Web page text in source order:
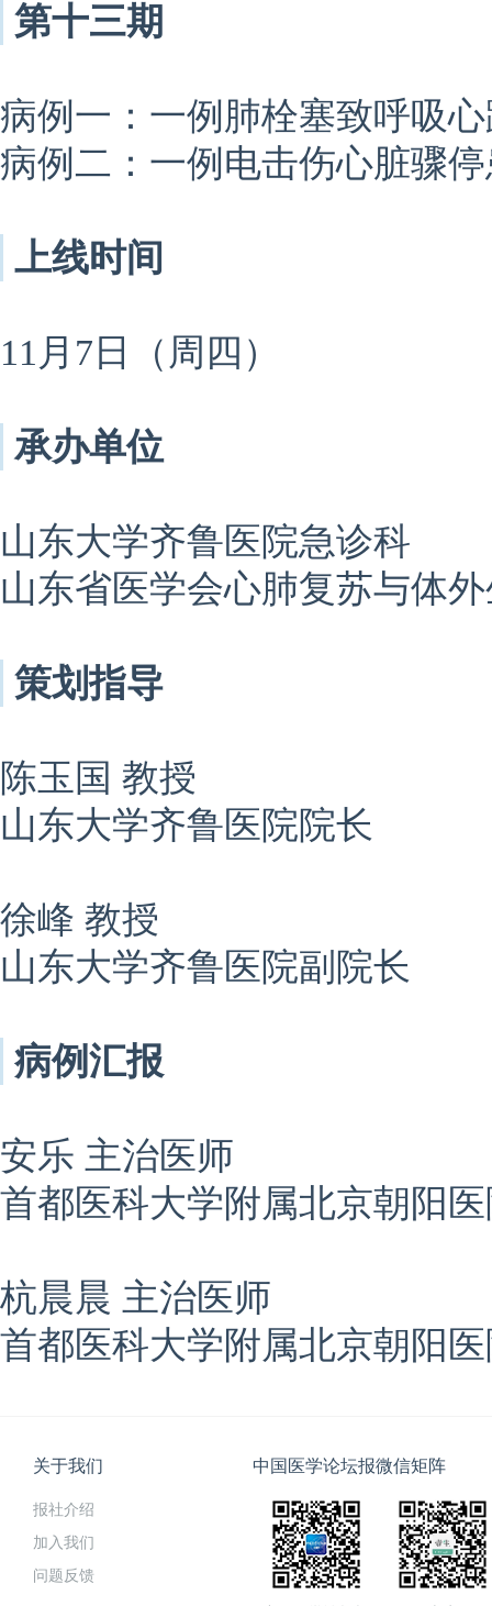
第十三期
病例一：一例肺栓塞致呼吸
病例二：一例电击伤心脏骤
上线时间
11月7日（周四）
承办单位
山东大学齐鲁医院急诊科
山东省医学会心肺复苏与体
策划指导
陈玉国 教授
山东大学齐鲁医院院长
徐峰 教授
山东大学齐鲁医院副院长
病例汇报
安乐 主治医师
首都医科大学附属北京朝阳
杭晨晨 主治医师
首都医科大学附属北京朝阳
关于我们
报社介绍
加入我们
问题反馈
中国医学论坛报微信矩阵